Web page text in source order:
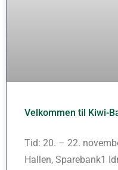
Velkommen til Kiwi-
Tid: 20. – 22.
Hallen, Sparebank1